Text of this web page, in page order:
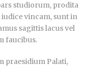
studiorum, prodita
iudice vincam, sunt in
sagittis lacus vel
faucibus.
praesidium Palati,